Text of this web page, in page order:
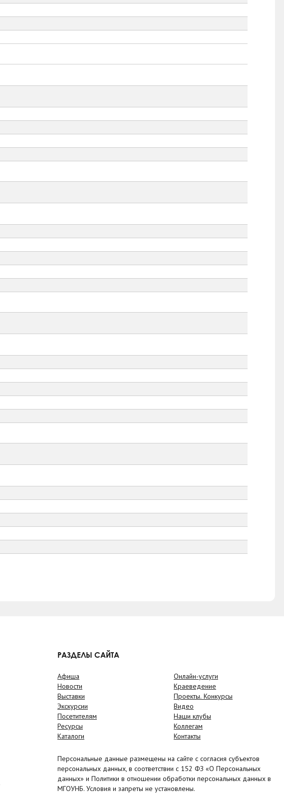
РАЗДЕЛЫ САЙТА
Афиша
Новости
Выставки
Экскурсии
Посетителям
Ресурсы
Каталоги
Онлайн-услуги
Краеведение
Проекты. Конкурсы
Видео
Наши клубы
Коллегам
Контакты
Персональные данные размещены на сайте с согласия субъектов
персональных данных, в соответствии с 152 ФЗ «О Персональных
данных» и Политики в отношении обработки персональных данных в
МГОУНБ. Условия и запреты не установлены.